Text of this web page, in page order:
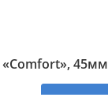
45мм